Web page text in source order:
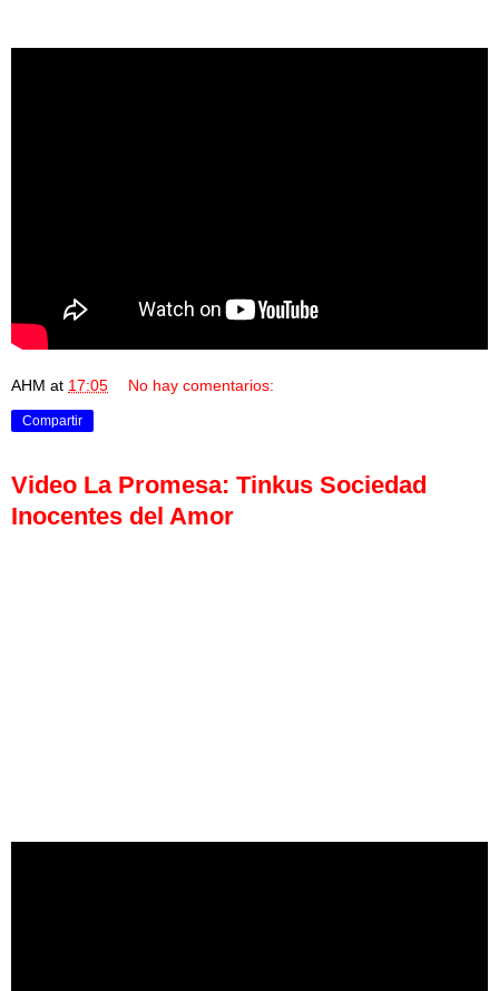
AHM at 17:05 No hay comentarios:
Compartir
Video La Promesa: Tinkus Sociedad
Inocentes del Amor